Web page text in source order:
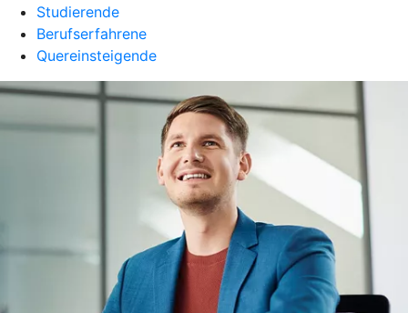
Studierende
Berufserfahrene
Quereinsteigende